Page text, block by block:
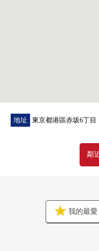
・采用三菱地所地方
EYE'S"
・門口門是可兩面用的
地址 東京都港區赤坂6丁目
鄰
我的最愛